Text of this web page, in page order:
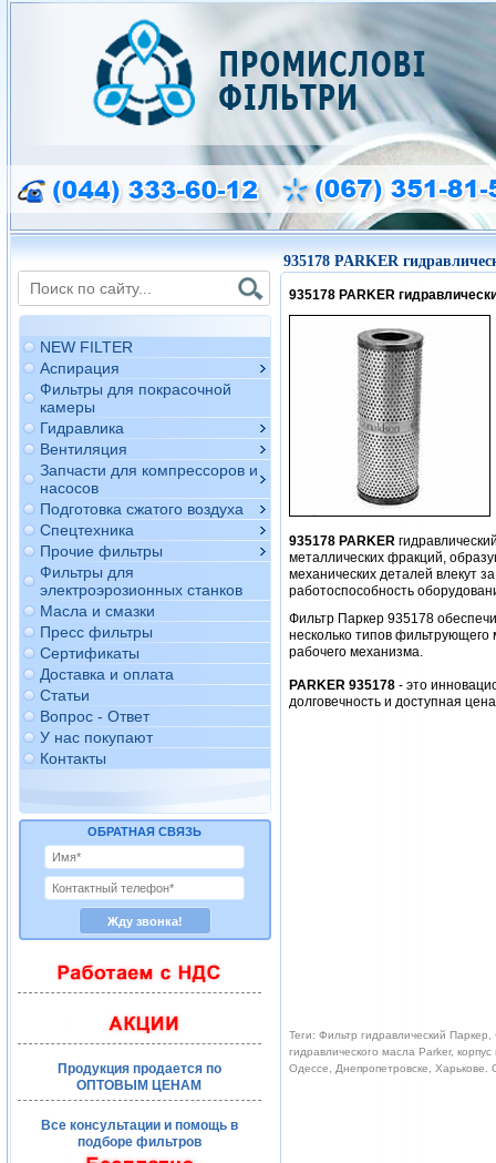
NEW FILTER
Аспирация
Фильтры для покрасочной
камеры
Гидравлика
Вентиляция
Запчасти для компрессоров и
насосов
Подготовка сжатого воздуха
Спецтехника
Прочие фильтры
Фильтры для
электроэрозионных станков
Масла и смазки
Пресс фильтры
Сертификаты
Доставка и оплата
Статьи
Вопрос - Ответ
У нас покупают
Контакты
ОБРАТНАЯ СВЯЗЬ
Продукция продается по
ОПТОВЫМ ЦЕНАМ
Все консультации и помощь в
подборе фильтров
935178 PARKER
935178 PARKER
935178 PARKER
металлических фракций,
механических деталей влекут
работоспособность
Фильтр Паркер 935178
несколько типов фильтрующего
рабочего механизма.
PARKER 935178- это
долговечность и доступная
Теги: Фильтр гидравлический
гидравлического масла Parker,
Одессе, Днепропетровске,